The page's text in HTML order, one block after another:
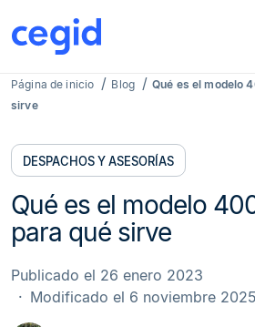
Página de inicio Blog
Qué es el modelo
sirve
DESPACHOS Y ASESORÍAS
Qué es el modelo
para qué sirve
Publicado el 26 enero 2023
Modificado el 6 noviembre 2025